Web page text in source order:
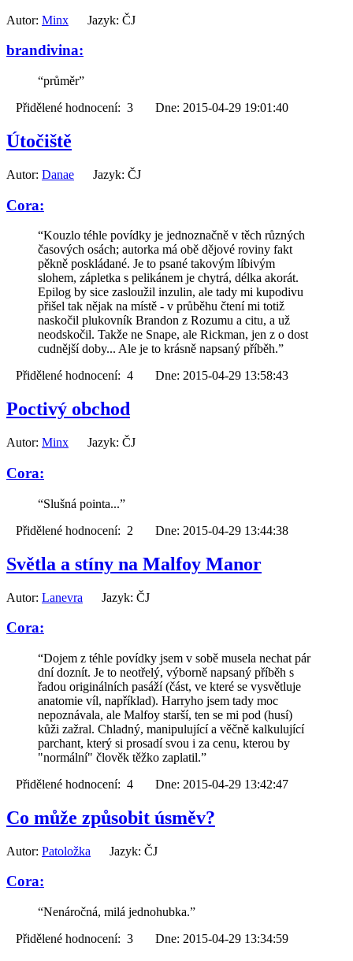
Autor: Minx Jazyk: ČJ
brandivina:
“průměr”
Přidělené hodnocení: 3 Dne: 2015-04-29 19:01:40
Útočiště
Autor: Danae Jazyk: ČJ
Cora:
“Kouzlo téhle povídky je jednoznačně v těch různých
časových osách; autorka má obě dějové roviny fakt
pěkně poskládané. Je to psané takovým líbivým
slohem, zápletka s pelikánem je chytrá, délka akorát.
Epilog by sice zasloužil inzulin, ale tady mi kupodivu
přišel tak nějak na místě - v průběhu čtení mi totiž
naskočil plukovník Brandon z Rozumu a citu, a už
neodskočil. Takže ne Snape, ale Rickman, jen z o dost
cudnější doby... Ale je to krásně napsaný příběh.”
Přidělené hodnocení: 4 Dne: 2015-04-29 13:58:43
Poctivý obchod
Autor: Minx Jazyk: ČJ
Cora:
“Slušná pointa...”
Přidělené hodnocení: 2 Dne: 2015-04-29 13:44:38
Světla a stíny na Malfoy Manor
Autor: Lanevra Jazyk: ČJ
Cora:
“Dojem z téhle povídky jsem v sobě musela nechat pár
dní doznít. Je to neotřelý, výborně napsaný příběh s
řadou originálních pasáží (část, ve které se vysvětluje
anatomie víl, například). Harryho jsem tady moc
nepoznávala, ale Malfoy starší, ten se mi pod (husí)
kůži zažral. Chladný, manipulující a věčně kalkulující
parchant, který si prosadí svou i za cenu, kterou by
"normální" člověk těžko zaplatil.”
Přidělené hodnocení: 4 Dne: 2015-04-29 13:42:47
Co může způsobit úsměv?
Autor: Patoložka Jazyk: ČJ
Cora:
“Nenáročná, milá jednohubka.”
Přidělené hodnocení: 3 Dne: 2015-04-29 13:34:59